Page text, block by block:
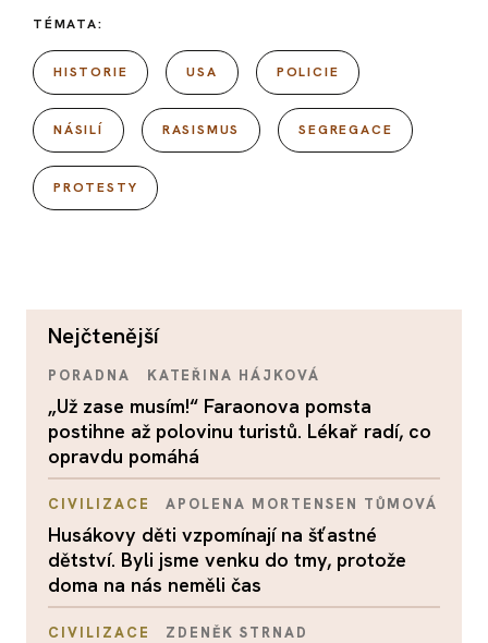
TÉMATA:
HISTORIE USA POLICIE
NÁSILÍ RASISMUS SEGREGACE
PROTESTY
nejčtenější
PORADNA KATEŘINA HÁJKOVÁ
„Už zase musím!“ Faraonova pomsta
postihne až polovinu turistů. Lékař radí, co
opravdu pomáhá
CIVILIZACE APOLENA MORTENSEN TŮMOVÁ
Husákovy děti vzpomínají na šťastné
dětství. Byli jsme venku do tmy, protože
doma na nás neměli čas
CIVILIZACE ZDENĚK STRNAD